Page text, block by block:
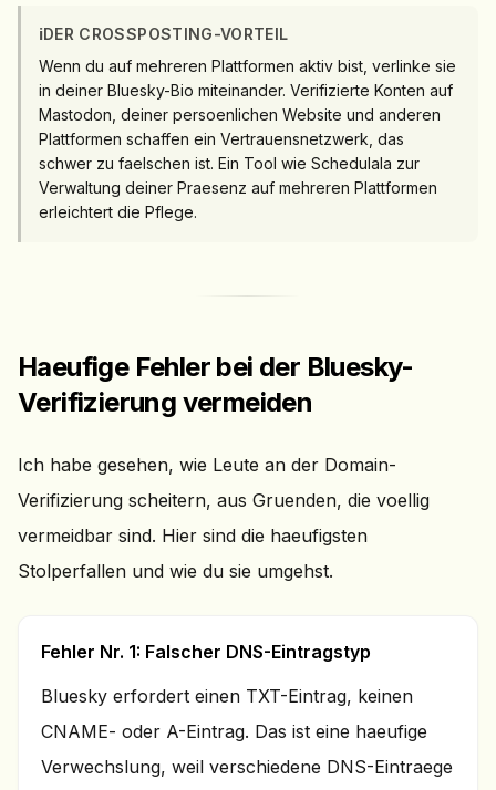
ℹ️DER CROSSPOSTING-VORTEIL
Wenn du auf mehreren Plattformen aktiv bist, verlinke sie
in deiner Bluesky-Bio miteinander. Verifizierte Konten auf
Mastodon, deiner persoenlichen Website und anderen
Plattformen schaffen ein Vertrauensnetzwerk, das
schwer zu faelschen ist. Ein Tool wie Schedulala zur
Verwaltung deiner Praesenz auf mehreren Plattformen
erleichtert die Pflege.
Haeufige Fehler bei der Bluesky-
Verifizierung vermeiden
Ich habe gesehen, wie Leute an der Domain-
Verifizierung scheitern, aus Gruenden, die voellig
vermeidbar sind. Hier sind die haeufigsten
Stolperfallen und wie du sie umgehst.
Fehler Nr. 1: Falscher DNS-Eintragstyp
Bluesky erfordert einen TXT-Eintrag, keinen
CNAME- oder A-Eintrag. Das ist eine haeufige
Verwechslung, weil verschiedene DNS-Eintraege